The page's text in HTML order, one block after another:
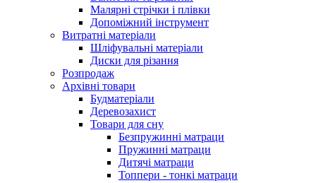
Малярні стрічки і плівки
Допоміжний інструмент
Витратні матеріали
Шліфувальні матеріали
Диски для різання
Розпродаж
Архівні товари
Будматеріали
Деревозахист
Товари для сну
Безпружинні матраци
Пружинні матраци
Дитячі матраци
Топпери - тонкі матраци